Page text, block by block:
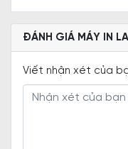
ĐÁNH GIÁ MÁY IN
Viết nhận xét của